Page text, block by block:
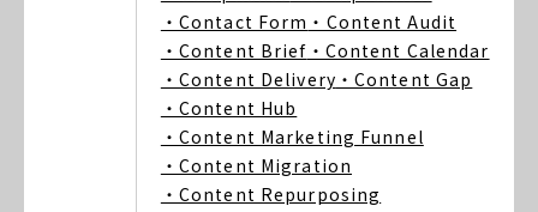
・Contact Form ・Content Audit
・Content Brief ・Content Calendar
・Content Delivery ・Content Gap
・Content Hub
・Content Marketing Funnel
・Content Migration
・Content Repurposing